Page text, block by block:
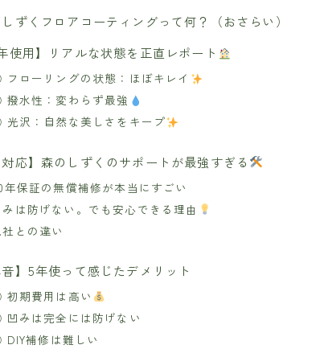
ずくフロアコーティングって何？（おさらい）
使用】リアルな状態を正直レポート
ローリングの状態：ほぼキレイ
水性：変わらず最強
沢：自然な美しさをキープ
応】森のしずくのサポートが最強すぎる
年保証の無償補修が本当にすごい
は防げない。でも安心できる理由
との違い
】5年使って感じたデメリット
期費用は高い
みは完全には防げない
補修は難しい